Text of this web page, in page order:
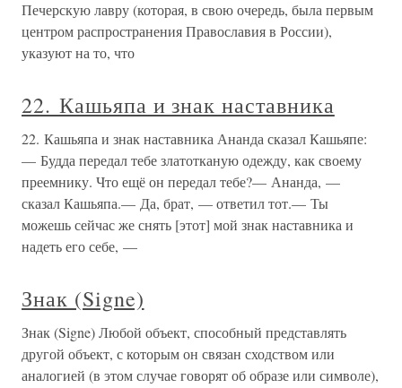
Печерскую лавру (которая, в свою очередь, была первым
центром распространения Православия в России),
указуют на то, что
22. Кашьяпа и знак наставника
22. Кашьяпа и знак наставника Ананда сказал Кашьяпе:
— Будда передал тебе златотканую одежду, как своему
преемнику. Что ещё он передал тебе?— Ананда, —
сказал Кашьяпа.— Да, брат, — ответил тот.— Ты
можешь сейчас же снять [этот] мой знак наставника и
надеть его себе, —
Знак (Signe)
Знак (Signe) Любой объект, способный представлять
другой объект, с которым он связан сходством или
аналогией (в этом случае говорят об образе или символе),